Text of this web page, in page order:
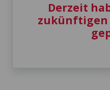
Derzeit
zukünftigen